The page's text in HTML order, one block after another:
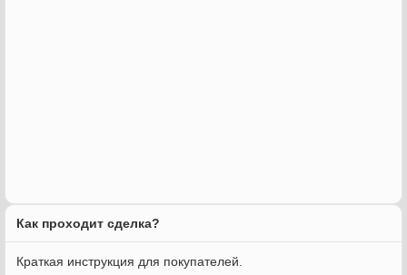
Как проходит сделка?
Краткая инструкция для покупателей.